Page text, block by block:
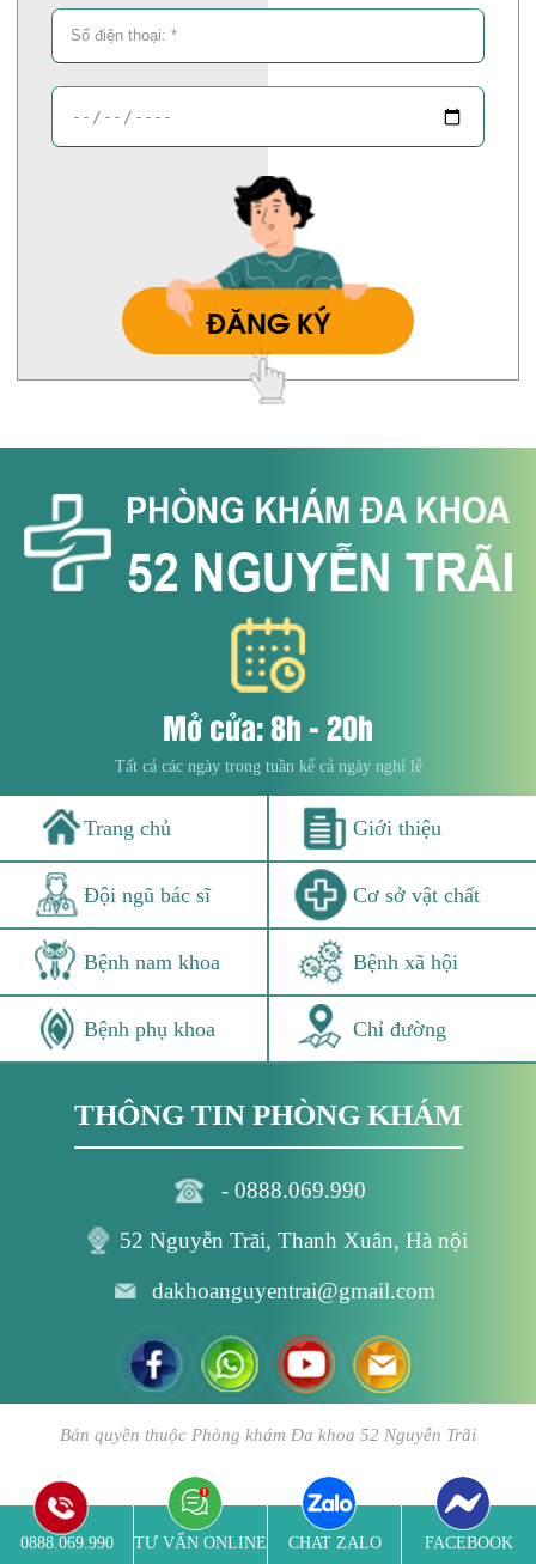
ĐĂNG KÝ
Mở cửa: 8h - 20h
Tất cả các ngày trong tuần kể cả ngày nghỉ lễ
Trang chủ Giới thiệu
Đội ngũ bác sĩ Cơ sở vật chất
Bệnh nam khoa Bệnh xã hội
Bệnh phụ khoa Chỉ đường
THÔNG TIN PHÒNG KHÁM
- 0888.069.990
52 Nguyễn Trãi, Thanh Xuân, Hà nội
dakhoanguyentrai@gmail.com
Bản quyền thuộc Phòng khám Đa khoa 52 Nguyễn Trãi
0888.069.990 TƯ VẤN ONLINE CHAT ZALO FACEBOOK